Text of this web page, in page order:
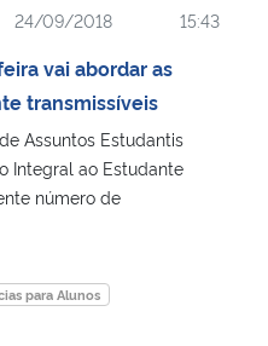
e Comunicações
24/09/2018 15:43
vai abordar as
transmissíveis
Assuntos Estudantis
Integral ao Estudante
número de
para Alunos